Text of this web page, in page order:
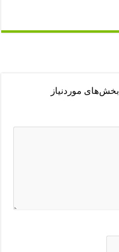
بخش‌های موردنیاز